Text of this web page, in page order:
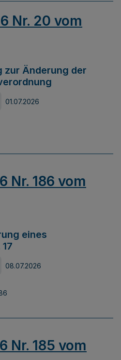
Nr. 20 vom
zur Änderung der
01.07.2026
Nr. 186 vom
eines
08.07.2026
Nr. 185 vom